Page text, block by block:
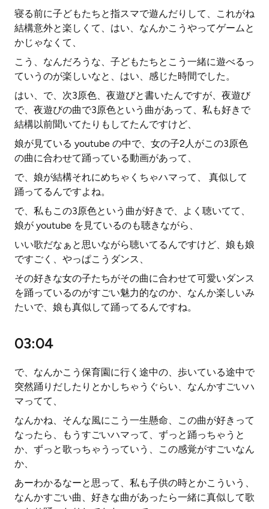
寝る前に子どもたちと指スマで遊んだりして、これがね
結構意外と楽しくて、はい、なんかこうやってゲームと
かじゃなくて、
こう、なんだろうな、子どもたちとこう一緒に遊べるっ
ていうのが楽しいなと、はい、感じた時間でした。
はい、で、次3原色、夜遊びと書いたんですが、夜遊び
で、夜遊びの曲で3原色という曲があって、私も好きで
結構以前聞いてたりもしてたんですけど、
娘が見ている youtube の中で、女の子2人がこの3原色
の曲に合わせて踊っている動画があって、
で、娘が結構それにめちゃくちゃハマって、 真似して
踊ってるんですよね。
で、私もこの3原色という曲が好きで、よく聴いてて、
娘が youtube を見ているのも聴きながら、
いい歌だなぁと思いながら聴いてるんですけど、娘も娘
ですごく、やっぱこうダンス、
その好きな女の子たちがその曲に合わせて可愛いダンス
を踊っているのがすごい魅力的なのか、なんか楽しいみ
たいで、娘も真似して踊ってるんですね。
03:04
で、なんかこう保育園に行く途中の、歩いている途中で
突然踊りだしたりとかしちゃうぐらい、なんかすごいハ
マってて、
なんかね、そんな風にこう一生懸命、この曲が好きって
なったら、もうすごいハマって、ずっと踊っちゃうと
か、ずっと歌っちゃうっていう、この感覚がすごいなん
か、
あーわかるなーと思って、私も子供の時とかこういう、
なんかすごい曲、好きな曲があったら一緒に真似して歌